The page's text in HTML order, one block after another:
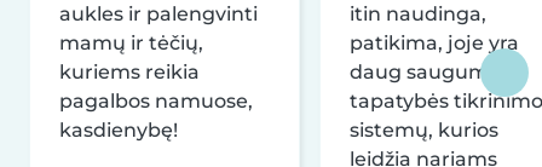
aukles ir palengvinti
mamų ir tėčių,
kuriems reikia
pagalbos namuose,
kasdienybę!
itin naudinga,
patikima, joje yra
daug saugumo ir
tapatybės tikrinimo
sistemų, kurios
leidžia nariams